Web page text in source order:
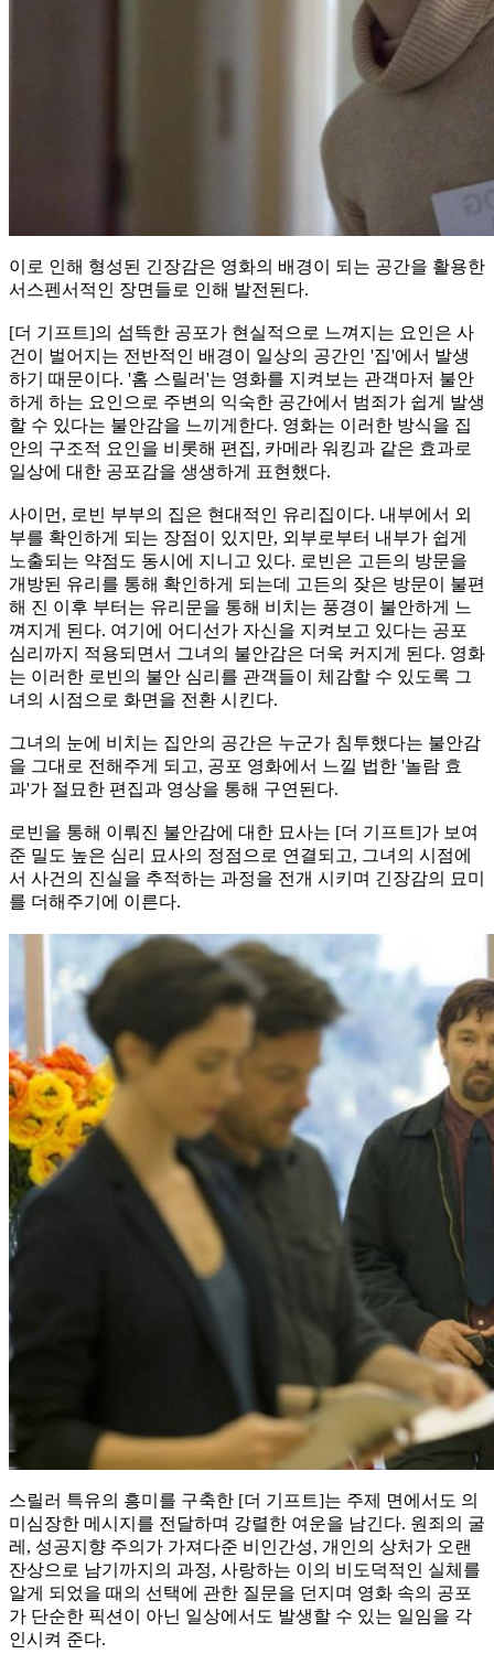
이로 인해 형성된 긴장감은 영화의 배경이 되는 공간을 활용한
서스펜서적인 장면들로 인해 발전된다.
[더 기프트]의 섬뜩한 공포가 현실적으로 느껴지는 요인은 사
건이 벌어지는 전반적인 배경이 일상의 공간인 '집'에서 발생
하기 때문이다. '홈 스릴러'는 영화를 지켜보는 관객마저 불안
하게 하는 요인으로 주변의 익숙한 공간에서 범죄가 쉽게 발생
할 수 있다는 불안감을 느끼게한다. 영화는 이러한 방식을 집
안의 구조적 요인을 비롯해 편집, 카메라 워킹과 같은 효과로
일상에 대한 공포감을 생생하게 표현했다.
사이먼, 로빈 부부의 집은 현대적인 유리집이다. 내부에서 외
부를 확인하게 되는 장점이 있지만, 외부로부터 내부가 쉽게
노출되는 약점도 동시에 지니고 있다. 로빈은 고든의 방문을
개방된 유리를 통해 확인하게 되는데 고든의 잦은 방문이 불편
해 진 이후 부터는 유리문을 통해 비치는 풍경이 불안하게 느
껴지게 된다. 여기에 어디선가 자신을 지켜보고 있다는 공포
심리까지 적용되면서 그녀의 불안감은 더욱 커지게 된다. 영화
는 이러한 로빈의 불안 심리를 관객들이 체감할 수 있도록 그
녀의 시점으로 화면을 전환 시킨다.
그녀의 눈에 비치는 집안의 공간은 누군가 침투했다는 불안감
을 그대로 전해주게 되고, 공포 영화에서 느낄 법한 '놀람 효
과'가 절묘한 편집과 영상을 통해 구연된다.
로빈을 통해 이뤄진 불안감에 대한 묘사는 [더 기프트]가 보여
준 밀도 높은 심리 묘사의 정점으로 연결되고, 그녀의 시점에
서 사건의 진실을 추적하는 과정을 전개 시키며 긴장감의 묘미
를 더해주기에 이른다.
스릴러 특유의 흥미를 구축한 [더 기프트]는 주제 면에서도 의
미심장한 메시지를 전달하며 강렬한 여운을 남긴다. 원죄의 굴
레, 성공지향 주의가 가져다준 비인간성, 개인의 상처가 오랜
잔상으로 남기까지의 과정, 사랑하는 이의 비도덕적인 실체를
알게 되었을 때의 선택에 관한 질문을 던지며 영화 속의 공포
가 단순한 픽션이 아닌 일상에서도 발생할 수 있는 일임을 각
인시켜 준다.